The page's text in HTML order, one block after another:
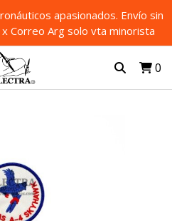
apasionados. Envío sin
Correo Arg solo vta minorista
0